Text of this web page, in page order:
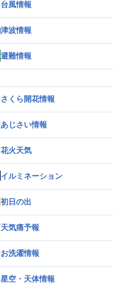
台風情報
津波情報
避難情報
さくら開花情報
あじさい情報
花火天気
イルミネーション
初日の出
天気痛予報
お洗濯情報
星空・天体情報